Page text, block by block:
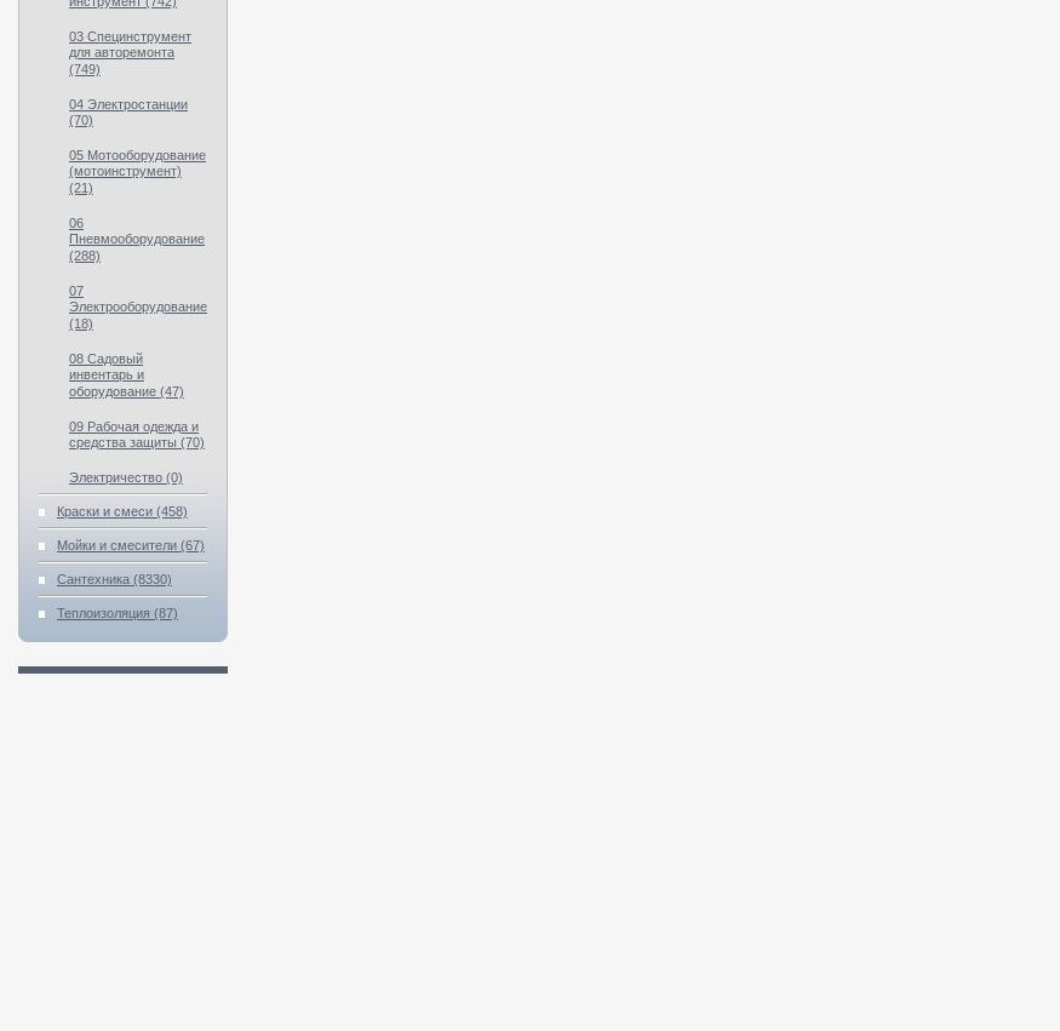
03 Специнструмент
для авторемонта
(749)
04 Электростанции
(70)
05 Мотооборудование
(мотоинструмент)
(21)
06
Пневмооборудование
(288)
07
Электрооборудование
(18)
08 Садовый
инвентарь и
оборудование (47)
09 Рабочая одежда и
средства защиты (70)
Электричество (0)
Краски и смеси (458)
Мойки и смесители (67)
Сантехника (8330)
Теплоизоляция (87)